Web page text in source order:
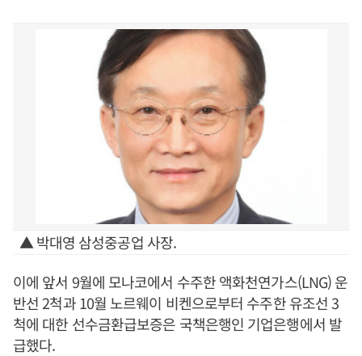
▲ 박대영 삼성중공업 사장.
이에 앞서 9월에 모나코에서 수주한 액화천연가스(LNG) 운
반선 2척과 10월 노르웨이 비켄으로부터 수주한 유조선 3
척에 대한 선수금환급보증은 국책은행인 기업은행에서 발
급했다.